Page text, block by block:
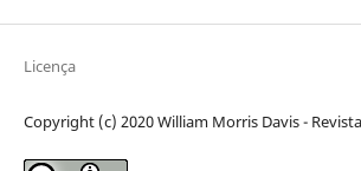
Licença
Copyright (c) 2020 William Morris Davis -